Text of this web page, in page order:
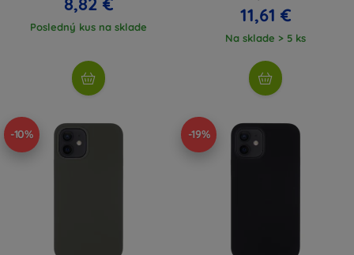
Posledný kus na sklade
11,61 €
Na sklade > 5 ks
-10% -19%